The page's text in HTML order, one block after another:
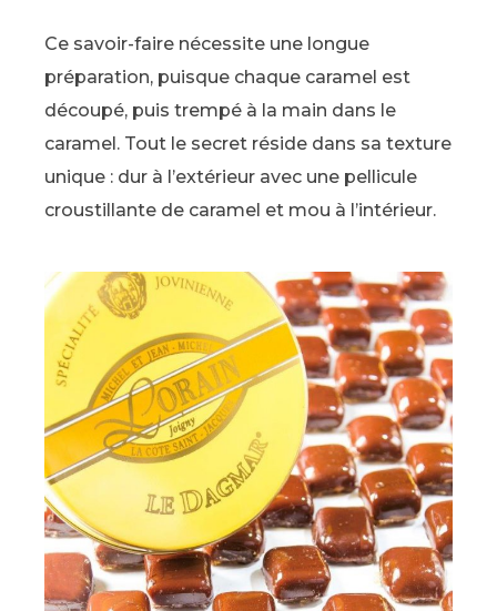
Ce savoir-faire nécessite une longue
préparation, puisque chaque caramel est
découpé, puis trempé à la main dans le
caramel. Tout le secret réside dans sa texture
unique : dur à l’extérieur avec une pellicule
croustillante de caramel et mou à l’intérieur.